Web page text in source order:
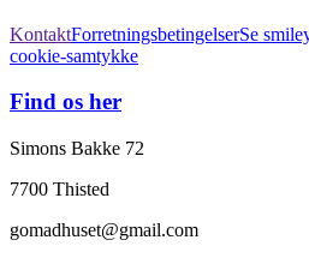
KontaktForretningsbetingelserSe
cookie-samtykke
Find os her
Simons Bakke 72
7700 Thisted
gomadhuset@gmail.com